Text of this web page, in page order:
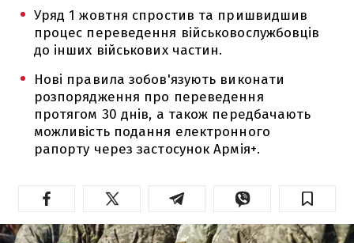
Уряд 1 жовтня спростив та пришвидшив
процес переведення військовослужбовців
до інших військових частин.
Нові правила зобов'язують виконати
розпорядження про переведення
протягом 30 днів, а також передбачають
можливість подання електронного
рапорту через застосунок Армія+.